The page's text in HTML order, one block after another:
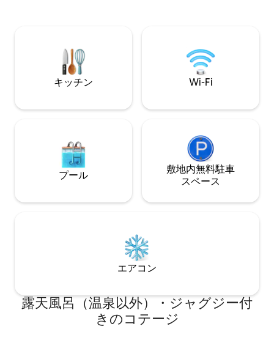
ク * 鳥類 * 星空観
キッチン Wi-Fi
プール
敷地内無料駐⁠車
ス⁠ペ⁠ー⁠ス
エアコン
露天風呂（温泉以外）・ジャグジー付
きのコテージ